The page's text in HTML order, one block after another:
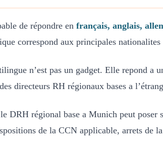
de répondre en français, anglais,
correspond aux principales
n’est pas un gadget. Elle repond
directeurs RH régionaux bases a
DRH régional base a Munich peut poser
de la CCN applicable, arrets de